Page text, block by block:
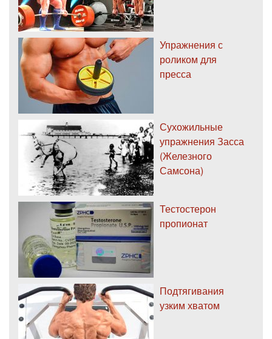
Упражнения с
роликом для
пресса
Сухожильные
упражнения Засса
(Железного
Самсона)
Тестостерон
пропионат
Подтягивания
узким хватом